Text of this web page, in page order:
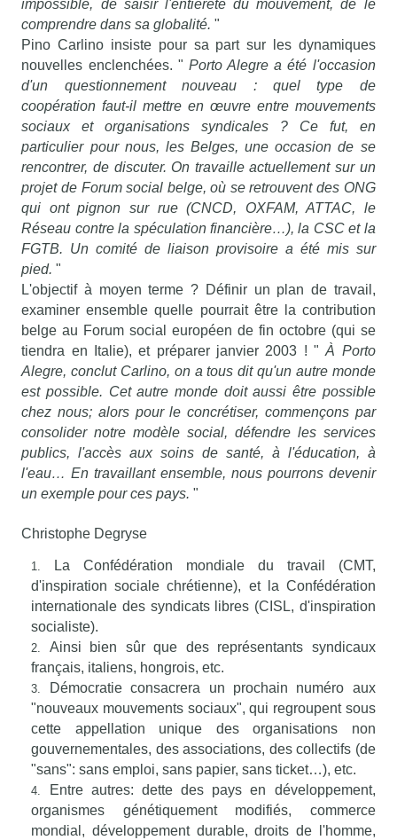
impossible, de saisir l'entièreté du mouvement, de le
comprendre dans sa globalité. "
Pino Carlino insiste pour sa part sur les dynamiques
nouvelles enclenchées. " Porto Alegre a été l'occasion
d'un questionnement nouveau : quel type de
coopération faut-il mettre en œuvre entre mouvements
sociaux et organisations syndicales ? Ce fut, en
particulier pour nous, les Belges, une occasion de se
rencontrer, de discuter. On travaille actuellement sur un
projet de Forum social belge, où se retrouvent des ONG
qui ont pignon sur rue (CNCD, OXFAM, ATTAC, le
Réseau contre la spéculation financière…), la CSC et la
FGTB. Un comité de liaison provisoire a été mis sur
pied."
L'objectif à moyen terme ? Définir un plan de travail,
examiner ensemble quelle pourrait être la contribution
belge au Forum social européen de fin octobre (qui se
tiendra en Italie), et préparer janvier 2003 ! "À Porto
Alegre, conclut Carlino, on a tous dit qu'un autre monde
est possible. Cet autre monde doit aussi être possible
chez nous; alors pour le concrétiser, commençons par
consolider notre modèle social, défendre les services
publics, l'accès aux soins de santé, à l'éducation, à
l'eau… En travaillant ensemble, nous pourrons devenir
un exemple pour ces pays. "
Christophe Degryse
La Confédération mondiale du travail (CMT,
d'inspiration sociale chrétienne), et la Confédération
internationale des syndicats libres (CISL, d'inspiration
socialiste).
Ainsi bien sûr que des représentants syndicaux
français, italiens, hongrois, etc.
Démocratie consacrera un prochain numéro aux
"nouveaux mouvements sociaux", qui regroupent sous
cette appellation unique des organisations non
gouvernementales, des associations, des collectifs (de
"sans": sans emploi, sans papier, sans ticket…), etc.
Entre autres: dette des pays en développement,
organismes génétiquement modifiés, commerce
mondial, développement durable, droits de l'homme,